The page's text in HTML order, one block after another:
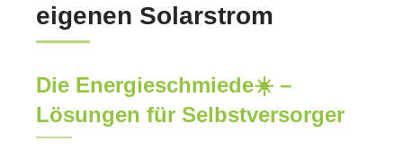
eigenen Solarstrom
Die Energieschmiede☀️ –
Lösungen für Selbstversorger